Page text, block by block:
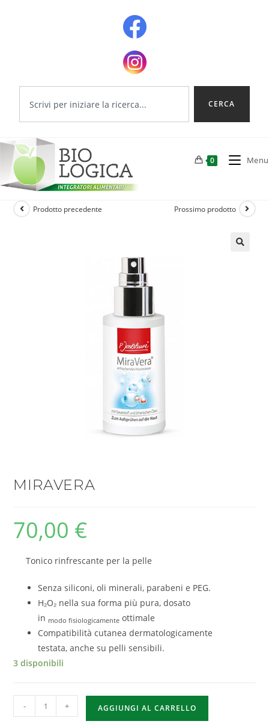
CERCA
0 Menu
Prodotto precedente Prossimo prodotto
MIRAVERA
70,00 €
Tonico rinfrescante per la pelle
Senza siliconi, oli minerali, parabeni e PEG.
H₂O₂ nella sua forma più pura, dosato
in modo fisiologicamenteottimale
Compatibilità cutanea dermatologicamente
testata, anche su pelli sensibili.
3 disponibili
- + AGGIUNGI AL CARRELLO